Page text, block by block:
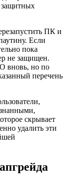
защитных
ПК и
Если
пока
не защищен.
вновь, но по
перечень
скрывает
удалить эти